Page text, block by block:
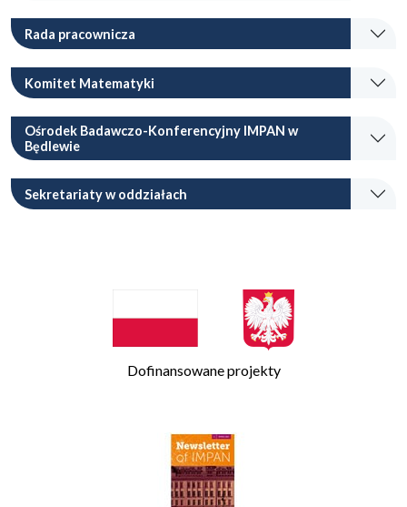
Rada pracownicza
Komitet Matematyki
Ośrodek Badawczo-Konferencyjny IMPAN w
Będlewie
Sekretariaty w oddziałach
Dofinansowane projekty